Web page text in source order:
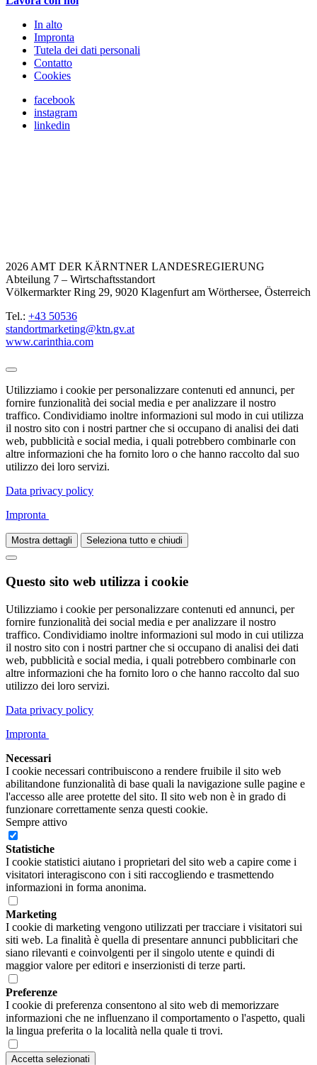
In alto
Impronta
Tutela dei dati personali
Contatto
Cookies
facebook
instagram
linkedin
2026 AMT DER KÄRNTNER LANDESREGIERUNG
Abteilung 7 – Wirtschaftsstandort
Völkermarkter Ring 29, 9020 Klagenfurt am Wörthersee, Österreich
Tel.: +43 50536
standortmarketing@ktn.gv.at
www.carinthia.com
Utilizziamo i cookie per personalizzare contenuti ed annunci, per
fornire funzionalità dei social media e per analizzare il nostro
traffico. Condividiamo inoltre informazioni sul modo in cui utilizza
il nostro sito con i nostri partner che si occupano di analisi dei dati
web, pubblicità e social media, i quali potrebbero combinarle con
altre informazioni che ha fornito loro o che hanno raccolto dal suo
utilizzo dei loro servizi.
Data privacy policy
Impronta
Mostra dettagli Seleziona tutto e chiudi
Questo sito web utilizza i cookie
Utilizziamo i cookie per personalizzare contenuti ed annunci, per
fornire funzionalità dei social media e per analizzare il nostro
traffico. Condividiamo inoltre informazioni sul modo in cui utilizza
il nostro sito con i nostri partner che si occupano di analisi dei dati
web, pubblicità e social media, i quali potrebbero combinarle con
altre informazioni che ha fornito loro o che hanno raccolto dal suo
utilizzo dei loro servizi.
Data privacy policy
Impronta
Necessari
I cookie necessari contribuiscono a rendere fruibile il sito web
abilitandone funzionalità di base quali la navigazione sulle pagine e
l'accesso alle aree protette del sito. Il sito web non è in grado di
funzionare correttamente senza questi cookie.
Sempre attivo
Statistiche
I cookie statistici aiutano i proprietari del sito web a capire come i
visitatori interagiscono con i siti raccogliendo e trasmettendo
informazioni in forma anonima.
Marketing
I cookie di marketing vengono utilizzati per tracciare i visitatori sui
siti web. La finalità è quella di presentare annunci pubblicitari che
siano rilevanti e coinvolgenti per il singolo utente e quindi di
maggior valore per editori e inserzionisti di terze parti.
Preferenze
I cookie di preferenza consentono al sito web di memorizzare
informazioni che ne influenzano il comportamento o l'aspetto, quali
la lingua preferita o la località nella quale ti trovi.
Accetta selezionati